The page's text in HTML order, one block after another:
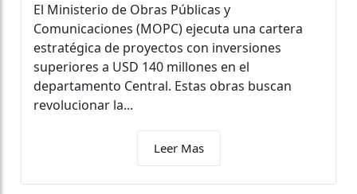
El Ministerio de Obras Públicas y
Comunicaciones (MOPC) ejecuta una cartera
estratégica de proyectos con inversiones
superiores a USD 140 millones en el
departamento Central. Estas obras buscan
revolucionar la...
Leer Mas